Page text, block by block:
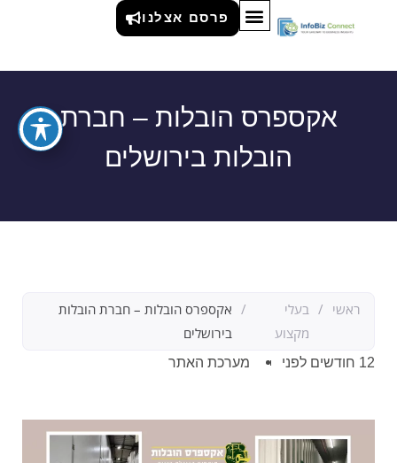
פרסם אצלנו
אקספרס הובלות – חברת
הובלות בירושלים
ראשי / בעלי
מקצוע
/ אקספרס הובלות – חברת הובלות
בירושלים
12 חודשים לפני מערכת האתר